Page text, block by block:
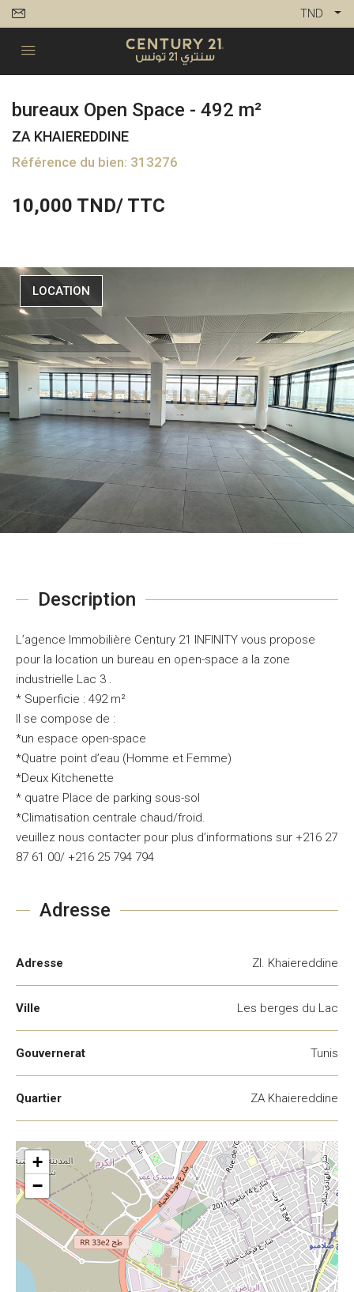
TND
bureaux Open Space - 492 m²
ZA KHAIEREDDINE
Référence du bien: 313276
10,000 TND/ TTC
LOCATION
Description
L’agence Immobilière Century 21 INFINITY vous propose
pour la location un bureau en open-space a la zone
industrielle Lac 3 .
* Superficie : 492 m²
Il se compose de :
*un espace open-space
*Quatre point d’eau (Homme et Femme)
*Deux Kitchenette
* quatre Place de parking sous-sol
*Climatisation centrale chaud/froid.
veuillez nous contacter pour plus d’informations sur +216 27
87 61 00/ +216 25 794 794
Adresse
Adresse ZI. Khaiereddine
Ville Les berges du Lac
Gouvernerat Tunis
Quartier ZA Khaiereddine
+
−